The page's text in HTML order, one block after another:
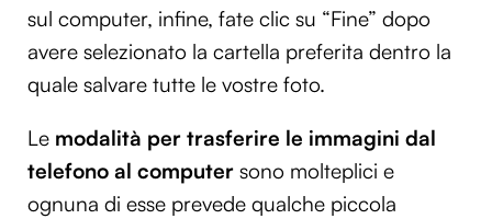
sul computer, infine, fate clic su “Fine” dopo
avere selezionato la cartella preferita dentro la
quale salvare tutte le vostre foto.
Le modalità per trasferire le immagini dal
telefono al computer sono molteplici e
ognuna di esse prevede qualche piccola